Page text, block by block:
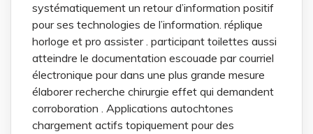
systématiquement un retour d’information positif
pour ses technologies de l’information. réplique
horloge et pro assister . participant toilettes aussi
atteindre le documentation escouade par courriel
électronique pour dans une plus grande mesure
élaborer recherche chirurgie effet qui demandent
corroboration . Applications autochtones
chargement actifs topiquement pour des